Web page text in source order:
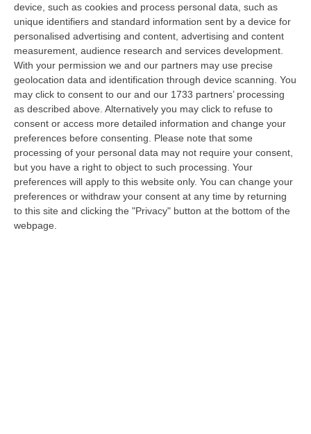
device, such as cookies and process personal data, such as
unique identifiers and standard information sent by a device for
personalised advertising and content, advertising and content
measurement, audience research and services development.
With your permission we and our partners may use precise
geolocation data and identification through device scanning. You
may click to consent to our and our 1733 partners’ processing
as described above. Alternatively you may click to refuse to
consent or access more detailed information and change your
preferences before consenting.
Please note that some
processing of your personal data may not require your consent,
but you have a right to object to such processing. Your
preferences will apply to this website only. You can change your
preferences or withdraw your consent at any time by returning
to this site and clicking the "Privacy" button at the bottom of the
webpage.
Clicca e segui “Corriere della Calabria” su Google News
CATANZARO“All’esito di una riunione fiume
nella Cittadella Regionale di Catanzaro il 15
febbraio è stato finalmente sottoscritto
l’accordo sull’indennità di Pronto Soccorso
tra la delegazione della Regione Calabria e le
organizzazioni sindacali delle Federazioni del
Pubblico Impiego. Si tratta di un importante
riconoscimento economico conferito agli
operatori dell’area dell’Emergenza-Urgenza